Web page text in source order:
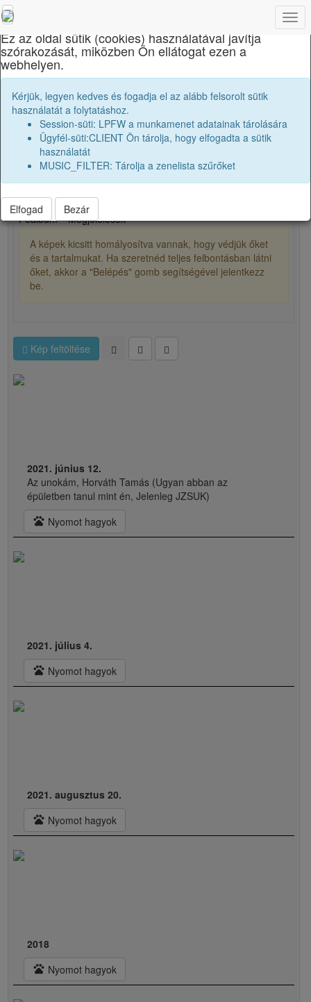
Brassai Sámuel Líceum
13
Főalbum
63
Megjelölések
A képek kicsitt homályosítva vannak, hogy védjük őket
és a tartalmukat. Ha szeretnéd teljes felbontásban látni
őket, akkor a "Belépés" gomb segítségével jelentkezz
be.
Kép feltöltése
2021. június 12.
Az unokám, Horváth Tamás (Ugyan abban az
épületben tanul mint én, Jelenleg JZSUK)
pets Nyomot hagyok
2021. július 4.
pets Nyomot hagyok
2021. augusztus 20.
pets Nyomot hagyok
2018
pets Nyomot hagyok
×
Ez az oldal sütik (cookies) használatával javítja
szórakozását, miközben Ön ellátogat ezen a
webhelyen.
Kérjük, legyen kedves és fogadja el az alább felsorolt sütik
használatát a folytatáshoz.
Session-süti: LPFW a munkamenet adatainak tárolására
Ügyfél-süti:CLIENT Ön tárolja, hogy elfogadta a sütik
használatát
MUSIC_FILTER: Tárolja a zenelista szűrőket
Elfogad Bezár